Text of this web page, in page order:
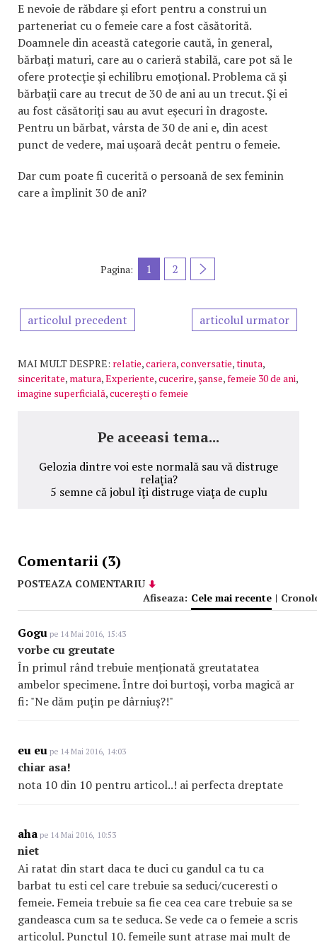
E nevoie de răbdare şi efort pentru a construi un
parteneriat cu o femeie care a fost căsătorită.
Doamnele din această categorie caută, în general,
bărbaţi maturi, care au o carieră stabilă, care pot să le
ofere protecţie şi echilibru emoţional. Problema că şi
bărbaţii care au trecut de 30 de ani au un trecut. Şi ei
au fost căsătoriţi sau au avut eşecuri în dragoste.
Pentru un bărbat, vârsta de 30 de ani e, din acest
punct de vedere, mai uşoară decât pentru o femeie.
Dar cum poate fi cucerită o persoană de sex feminin
care a împlinit 30 de ani?
Pagina: 1 2
articolul precedent articolul urmator
MAI MULT DESPRE: relatie,cariera,conversatie,tinuta,
sinceritate, matura,Experiente,cucerire,şanse,femeie 30 de ani,
imagine superficială,cucereşti o femeie
Pe aceeasi tema...
Gelozia dintre voi este normală sau vă distruge
relaţia?
5 semne că jobul îţi distruge viaţa de cuplu
Comentarii (3)
POSTEAZA COMENTARIU
Afiseaza: Cele mai recente |
Gogu pe 14 Mai 2016, 15:43
vorbe cu greutate
În primul rând trebuie menționată greutatatea
ambelor specimene. Între doi burtoși, vorba magică ar
fi: "Ne dăm puțin pe dârniuș?!"
eu eu pe 14 Mai 2016, 14:03
chiar asa!
nota 10 din 10 pentru articol..! ai perfecta dreptate
aha pe 14 Mai 2016, 10:53
niet
Ai ratat din start daca te duci cu gandul ca tu ca
barbat tu esti cel care trebuie sa seduci/cuceresti o
femeie. Femeia trebuie sa fie cea cea care trebuie sa se
gandeasca cum sa te seduca. Se vede ca o femeie a scris
articolul. Punctul 10. femeile sunt atrase mai mult de